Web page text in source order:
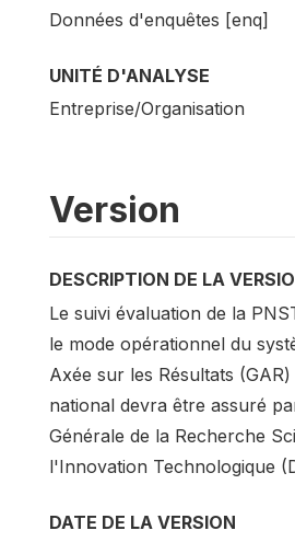
Données d'enquêtes [enq]
UNITÉ D'ANALYSE
Entreprise/Organisation
Version
DESCRIPTION DE LA
Le suivi évaluation de la
le mode opérationnel du
Axée sur les Résultats
national devra être assuré
Générale de la Recherche
l'Innovation Technologique
DATE DE LA VERSION